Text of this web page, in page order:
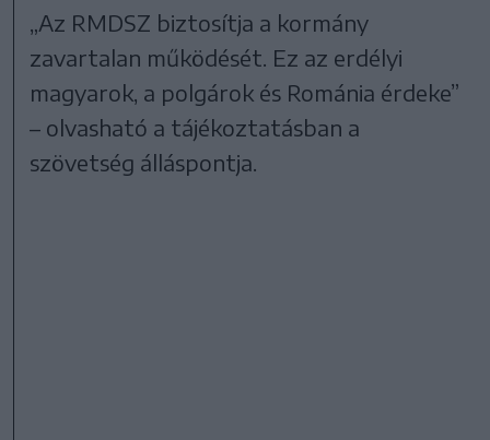
„Az RMDSZ biztosítja a kormány
zavartalan működését. Ez az erdélyi
magyarok, a polgárok és Románia érdeke”
– olvasható a tájékoztatásban a
szövetség álláspontja.